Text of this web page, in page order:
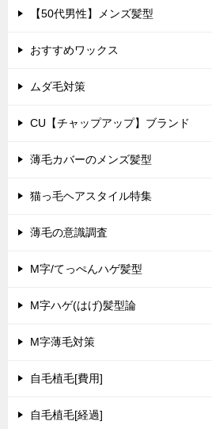
【50代男性】メンズ髪型
おすすめワックス
ムダ毛対策
CU【チャップアップ】ブランド
薄毛カバーのメンズ髪型
猫っ毛ヘアスタイル特集
薄毛の意識調査
M字/てっぺんハゲ髪型
M字ハゲ(はげ)髪型論
M字薄毛対策
自毛植毛[費用]
自毛植毛[経過]